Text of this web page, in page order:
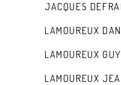
JACQUES
LAMOUREUX
LAMOUREUX GUY
LAMOUREUX